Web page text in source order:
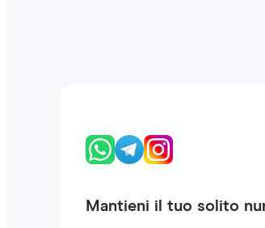
Mantieni il tuo solito